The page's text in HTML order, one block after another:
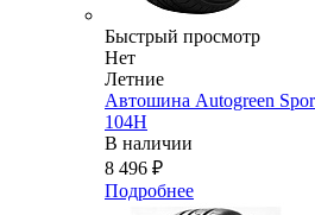
Быстрый просмотр
Нет
Летние
Автошина Autogreen
104H
В наличии
8 496 ₽
Подробнее